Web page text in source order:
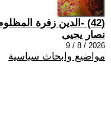
(42) -الدين زفرة المظلوم وشهقة المكلوم-[1]
نصار يحيى
2026 / 8 / 9
مواضيع وابحاث سياسية